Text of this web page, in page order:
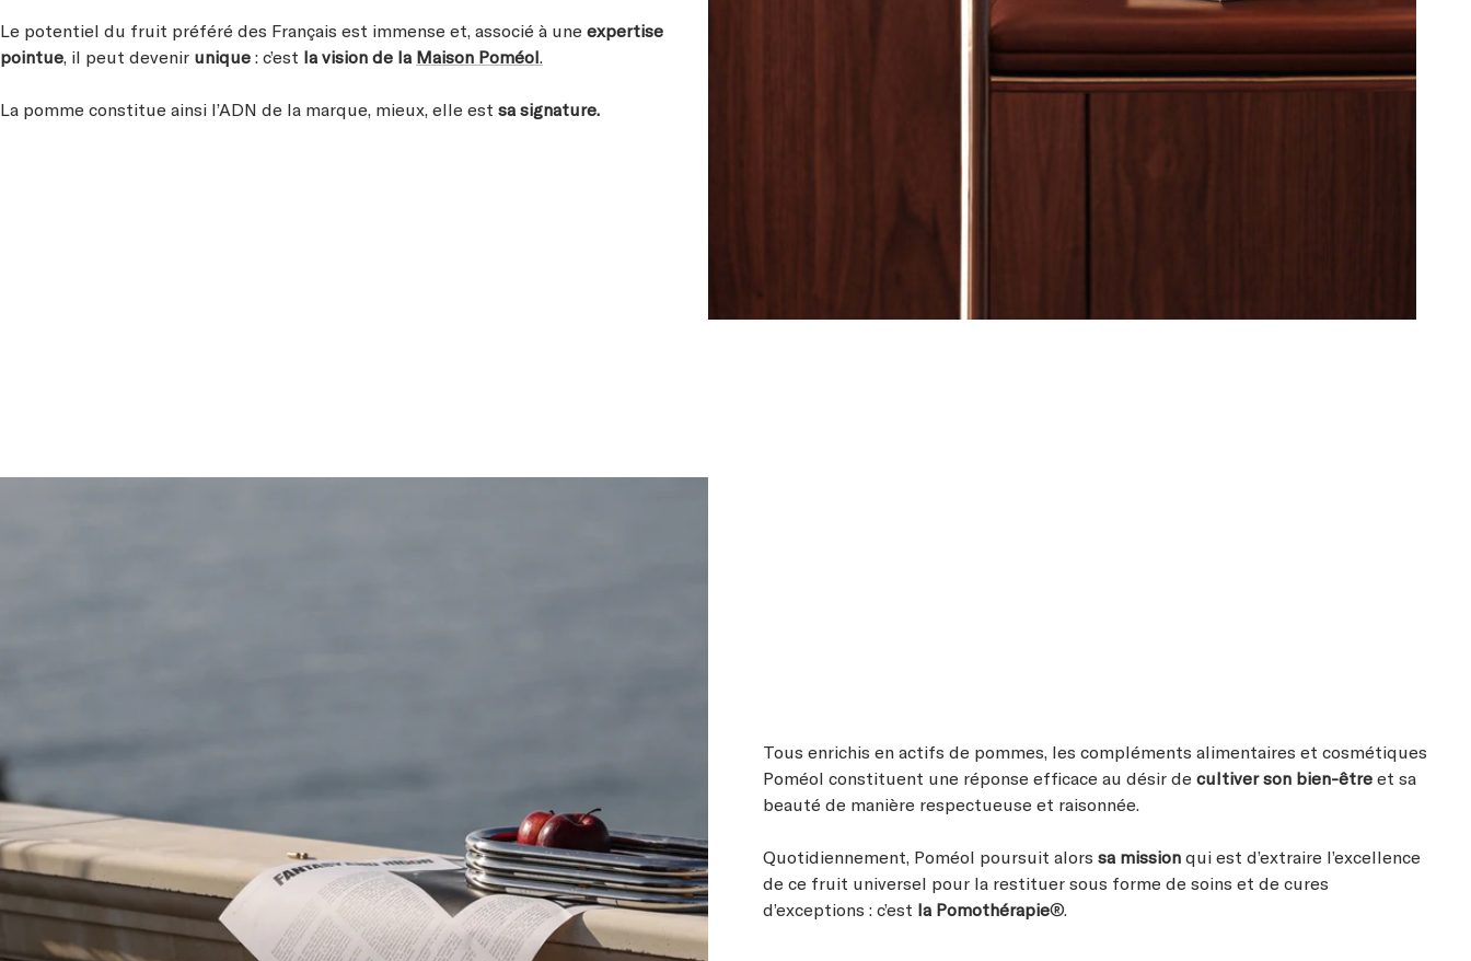
Le potentiel du fruit préféré des Français est immense et, associé à une expertise
pointue, il peut devenir unique : c’est la vision de la Maison Poméol.
La pomme constitue ainsi l’ADN de la marque, mieux, elle est sa signature.
Tous enrichis en actifs de pommes, les compléments alimentaires et cosmétiques
Poméol constituent une réponse efficace au désir de cultiver son bien-être et sa
beauté de manière respectueuse et raisonnée.
Quotidiennement, Poméol poursuit alors sa mission qui est d’extraire l’excellence
de ce fruit universel pour la restituer sous forme de soins et de cures
d’exceptions : c’est la Pomothérapie®.